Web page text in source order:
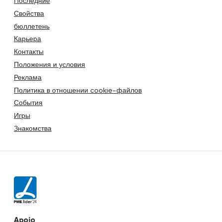
Свойства
бюллетень
Карьера
Контакты
Положения и условия
Реклама
Политика в отношении cookie-файлов
События
Игры
Знакомства
Apoio